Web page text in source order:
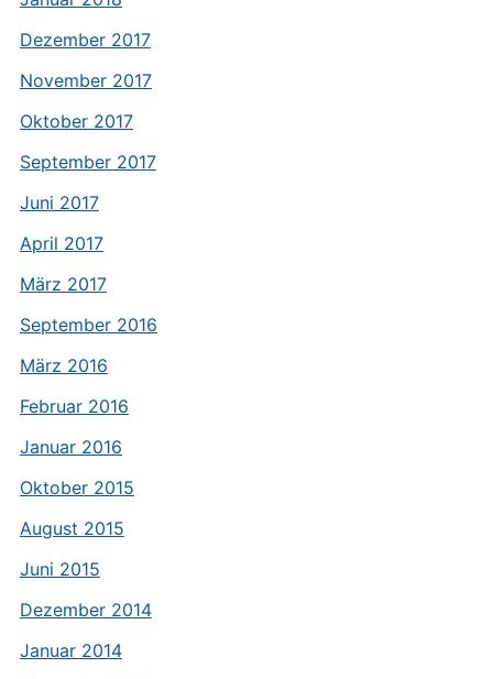
Dezember 2017
November 2017
Oktober 2017
September 2017
Juni 2017
April 2017
März 2017
September 2016
März 2016
Februar 2016
Januar 2016
Oktober 2015
August 2015
Juni 2015
Dezember 2014
Januar 2014